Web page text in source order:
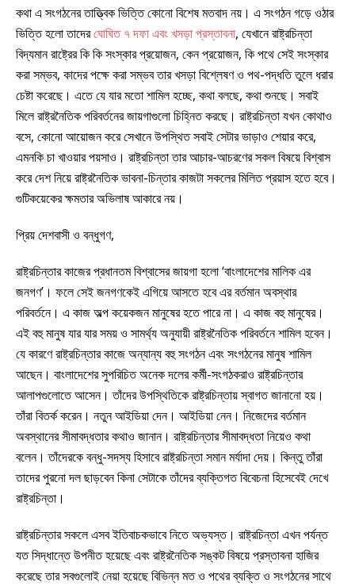
কথা এ সংগঠনের তাত্ত্বিক ভিত্তি কোনো বিশেষ মতবাদ নয়। এ সংগঠন গড়ে ওঠার
ভিত্তি হলো তাদেরঘোঘিত ৭ দফা এবং খসড়া প্রস্তাবনা, যেখানে রাষ্ট্রচিন্তা
বিদ্যমান রাষ্ট্রের কি কি সংস্কার প্রয়োজন, কেন প্রয়োজন, কি পথে সেই সংস্কার
করা সম্ভব, কাদের পক্ষে করা সম্ভব তার খসড়া বিশ্লেষণ ও পথ-পদ্ধতি তুলে ধরার
চেষ্টা করেছে। এতে যে যার মতো শামিল হচ্ছে, কথা বলছে, কথা শুনছে। সবাই
মিলে রাষ্ট্রনৈতিক পরিবর্তনের জায়গাগুলো চিহ্নিত করছে। রাষ্ট্রচিন্তা যখন কোথাও
বসে, কোনো আয়োজন করে সেখানে উপস্থিত সবাই সেটার ভাড়াও শেয়ার করে,
এমনকি চা খাওয়ার পয়সাও। রাষ্ট্রচিন্তা তার আচার-আচরণের সকল বিষয়ে বিশ্বাস
করে দেশ নিয়ে রাষ্ট্রনৈতিক ভাবনা-চিন্তার কাজটা সকলের মিলিত প্রয়াস হতে হবে।
গুটিকয়েকের ক্ষমতার অভিলাষ আকারে নয়।
প্রিয় দেশবাসী ও বন্ধুগণ,
রাষ্ট্রচিন্তার কাজের প্রধানতম বিশ্বাসের জায়গা হলো ‘বাংলাদেশের মালিক এর
জনগণ’। ফলে সেই জনগণকেই এগিয়ে আসতে হবে এর বর্তমান অবস্থার
পরিবর্তনে। এ কাজ অল্প কয়েকজন মানুষের হতে পারে না। এ কাজ বহু মানুষের।
এই বহু মানুষ যার যার সময় ও সামর্থ্য অনুযায়ী রাষ্ট্রনৈতিক পরিবর্তনে শামিল হবেন।
যে কারণে রাষ্ট্রচিন্তার কাজে অন্যান্য বহু সংগঠন এবং সংগঠনের মানুষ শামিল
আছেন। বাংলাদেশের সুপরিচিত অনেক দলের কর্মী-সংগঠকরাও রাষ্ট্রচিন্তার
আলাপগুলোতে আসেন। তাঁদের উপস্থিতিকে রাষ্ট্রচিন্তায় স্বাগত জানানো হয়।
তাঁরা বিতর্ক করেন। নতুন আইডিয়া দেন। আইডিয়া নেন। নিজেদের বর্তমান
অবস্থানের সীমাবদ্ধতার কথাও জানান। রাষ্ট্রচিন্তার সীমাবদ্ধতা নিয়েও কথা
বলেন। তাঁদেরকে বন্ধু-সদস্য হিসাবে রাষ্ট্রচিন্তা সমান মর্যাদা দেয়। কিন্তু তাঁরা
তাদের পুরনো দল ছাড়বেন কিনা সেটাকে তাঁদের ব্যক্তিগত বিবেচনা হিসেবেই দেখে
রাষ্ট্রচিন্তা।
রাষ্ট্রচিন্তার সকলে এসব ইতিবাচকভাবে নিতে অভ্যস্ত। রাষ্ট্রচিন্তা এখন পর্যন্ত
যত সিদ্ধান্তে উপনীত হয়েছে এবং রাষ্ট্রনৈতিক সঙ্কট বিষয়ে প্রস্তাবনা হাজির
করেছে তার সবগুলোই নেয়া হয়েছে বিভিন্ন মত ও পথের ব্যক্তি ও সংগঠনের সাথে